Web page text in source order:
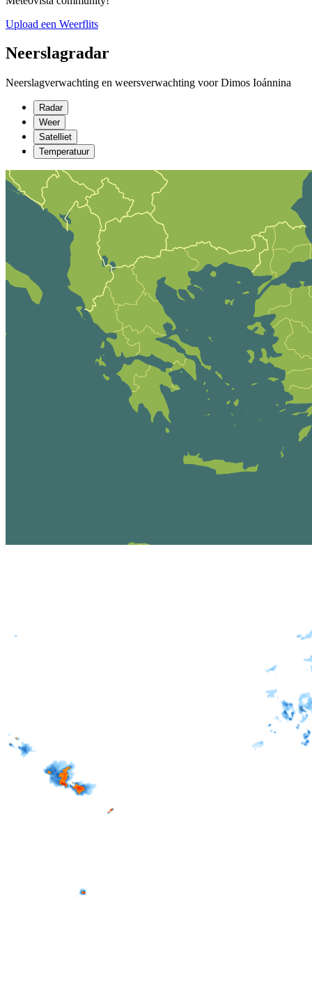
Upload een Weerflits
Neerslagradar
Neerslagverwachting en weersverwachting voor Dimos Ioánnina
Radar
Weer
Satelliet
Temperatuur